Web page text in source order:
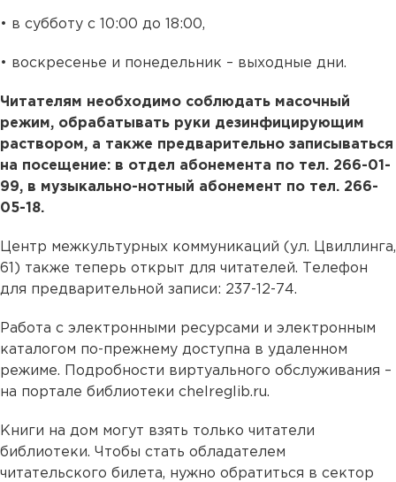
• в субботу с 10:00 до 18:00,
• воскресенье и понедельник – выходные дни.
Читателям необходимо соблюдать масочный
режим, обрабатывать руки дезинфицирующим
раствором, а также предварительно записываться
на посещение: в отдел абонемента по тел. 266-01-
99, в музыкально-нотный абонемент по тел. 266-
05-18.
Центр межкультурных коммуникаций (ул. Цвиллинга,
61) также теперь открыт для читателей. Телефон
для предварительной записи: 237-12-74.
Работа с электронными ресурсами и электронным
каталогом по-прежнему доступна в удаленном
режиме. Подробности виртуального обслуживания –
на портале библиотеки chelreglib.ru.
Книги на дом могут взять только читатели
библиотеки. Чтобы стать обладателем
читательского билета, нужно обратиться в сектор